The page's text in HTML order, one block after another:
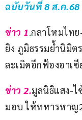
ฉบับวันที่ 8 ส.ค.68
ข่าว 1.กลาโหมไท
ยิง ภูมิธรรมย้ำนิมิต
ละเมิดอีกฟ้องอาเ
ข่าว 2.มูลนิธิแสง-ไ
มอบ ให้ทหารหาญ